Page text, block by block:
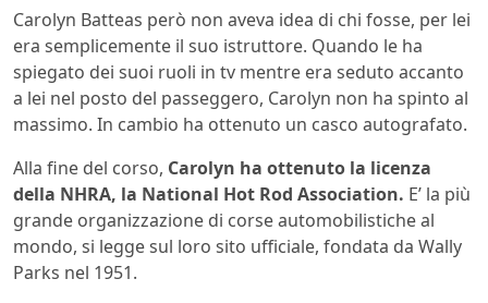
Carolyn Batteas però non aveva idea di chi fosse, per lei
era semplicemente il suo istruttore. Quando le ha
spiegato dei suoi ruoli in tv mentre era seduto accanto
a lei nel posto del passeggero, Carolyn non ha spinto al
massimo. In cambio ha ottenuto un casco autografato.
Alla fine del corso, Carolyn ha ottenuto la licenza
della NHRA, la National Hot Rod Association. E’ la più
grande organizzazione di corse automobilistiche al
mondo, si legge sul loro sito ufficiale, fondata da Wally
Parks nel 1951.